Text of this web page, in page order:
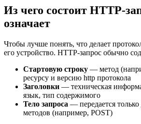
Из чего состоит HTTP-
означает
Чтобы лучше понять, что делает
его устройство. HTTP-запрос обычно
Стартовую строку — метод
ресурсу и версию http протокола
Заголовки — техническая
язык, тип содержимого
Тело запроса — передается
методов (например, POST)